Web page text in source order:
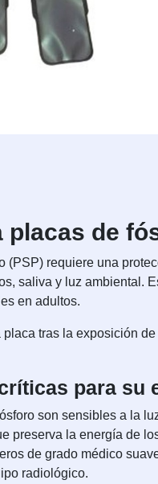
de
requiere una
saliva y luz ambiental.
en adultos.
tras la exposición
para su
son sensibles a la
preserva la energía de
de grado médico
radiológico.